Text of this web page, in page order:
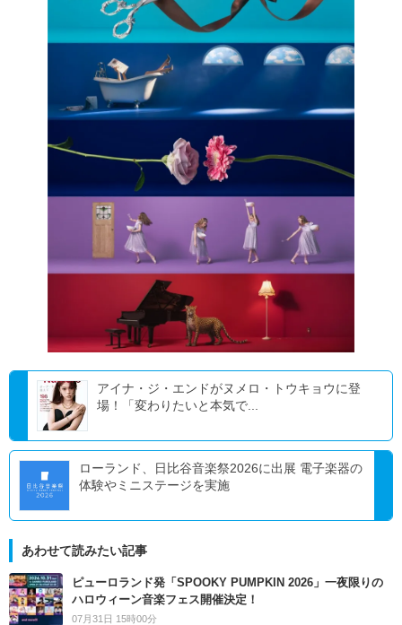
アイナ・ジ・エンドがヌメロ・トウキョウに登
場！「変わりたいと本気で...
ローランド、日比谷音楽祭2026に出展 電子楽器の
体験やミニステージを実施
あわせて読みたい記事
ピューロランド発「SPOOKY PUMPKIN 2026」一夜限りの
ハロウィーン音楽フェス開催決定！
07月31日 15時00分